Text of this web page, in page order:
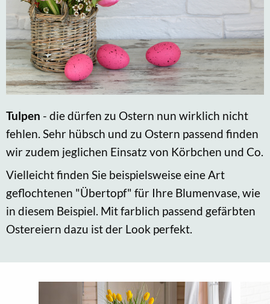
Tulpen - die dürfen zu Ostern nun wirklich nicht
fehlen. Sehr hübsch und zu Ostern passend finden
wir zudem jeglichen Einsatz von Körbchen und Co.
Vielleicht finden Sie beispielsweise eine Art
geflochtenen "Übertopf" für Ihre Blumenvase, wie
in diesem Beispiel. Mit farblich passend gefärbten
Ostereiern dazu ist der Look perfekt.